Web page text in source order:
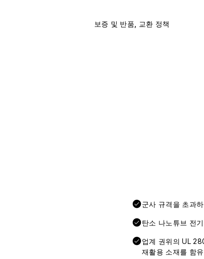
보증 및 반품, 교환 정책
군사 규격을 초과
탄소 나노튜브 전
업계 권위의 UL
재활용 소재를 함